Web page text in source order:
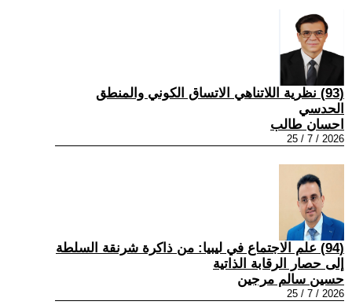
(93) نظرية اللاتناهي الاتساق الكوني والمنطق
الحدسي
احسان طالب
2026 / 7 / 25
(94) علم الاجتماع في ليبيا: من ذاكرة شرنقة السلطة
إلى حصار الرقابة الذاتية
حسين سالم مرجين
2026 / 7 / 25